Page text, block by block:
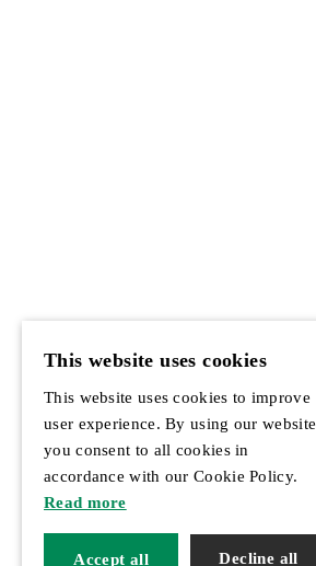
This website uses cookies
This website uses cookies to improve
user experience. By using our website
you consent to all cookies in
accordance with our Cookie Policy.
Read more
Accept all Decline all